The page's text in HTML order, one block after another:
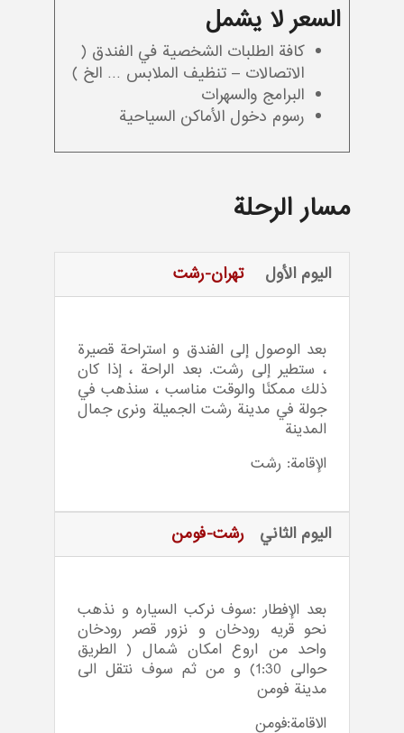
السعر لا يشمل
كافة الطلبات الشخصية في الفندق (
الاتصالات – تنظيف الملابس … الخ )
البرامج والسهرات
رسوم دخول الأماكن السياحية
مسار الرحلة
اليوم الأول تهران-رشت
بعد الوصول إلى الفندق و استراحة قصيرة
، ستطير إلى رشت. بعد الراحة ، إذا كان
ذلك ممكنًا والوقت مناسب ، سنذهب في
جولة في مدينة رشت الجميلة ونرى جمال
المدينة
الإقامة: رشت
اليوم الثاني رشت-فومن
بعد الإفطار :سوف نرکب السیاره و نذهب
نحو قریه رودخان و نزور قصر رودخان
واحد من اروع امکان شمال ( الطریق
حوالی 1:30) و من ثم سوف نتقل الی
مدينة فومن
الاقامة:فومن